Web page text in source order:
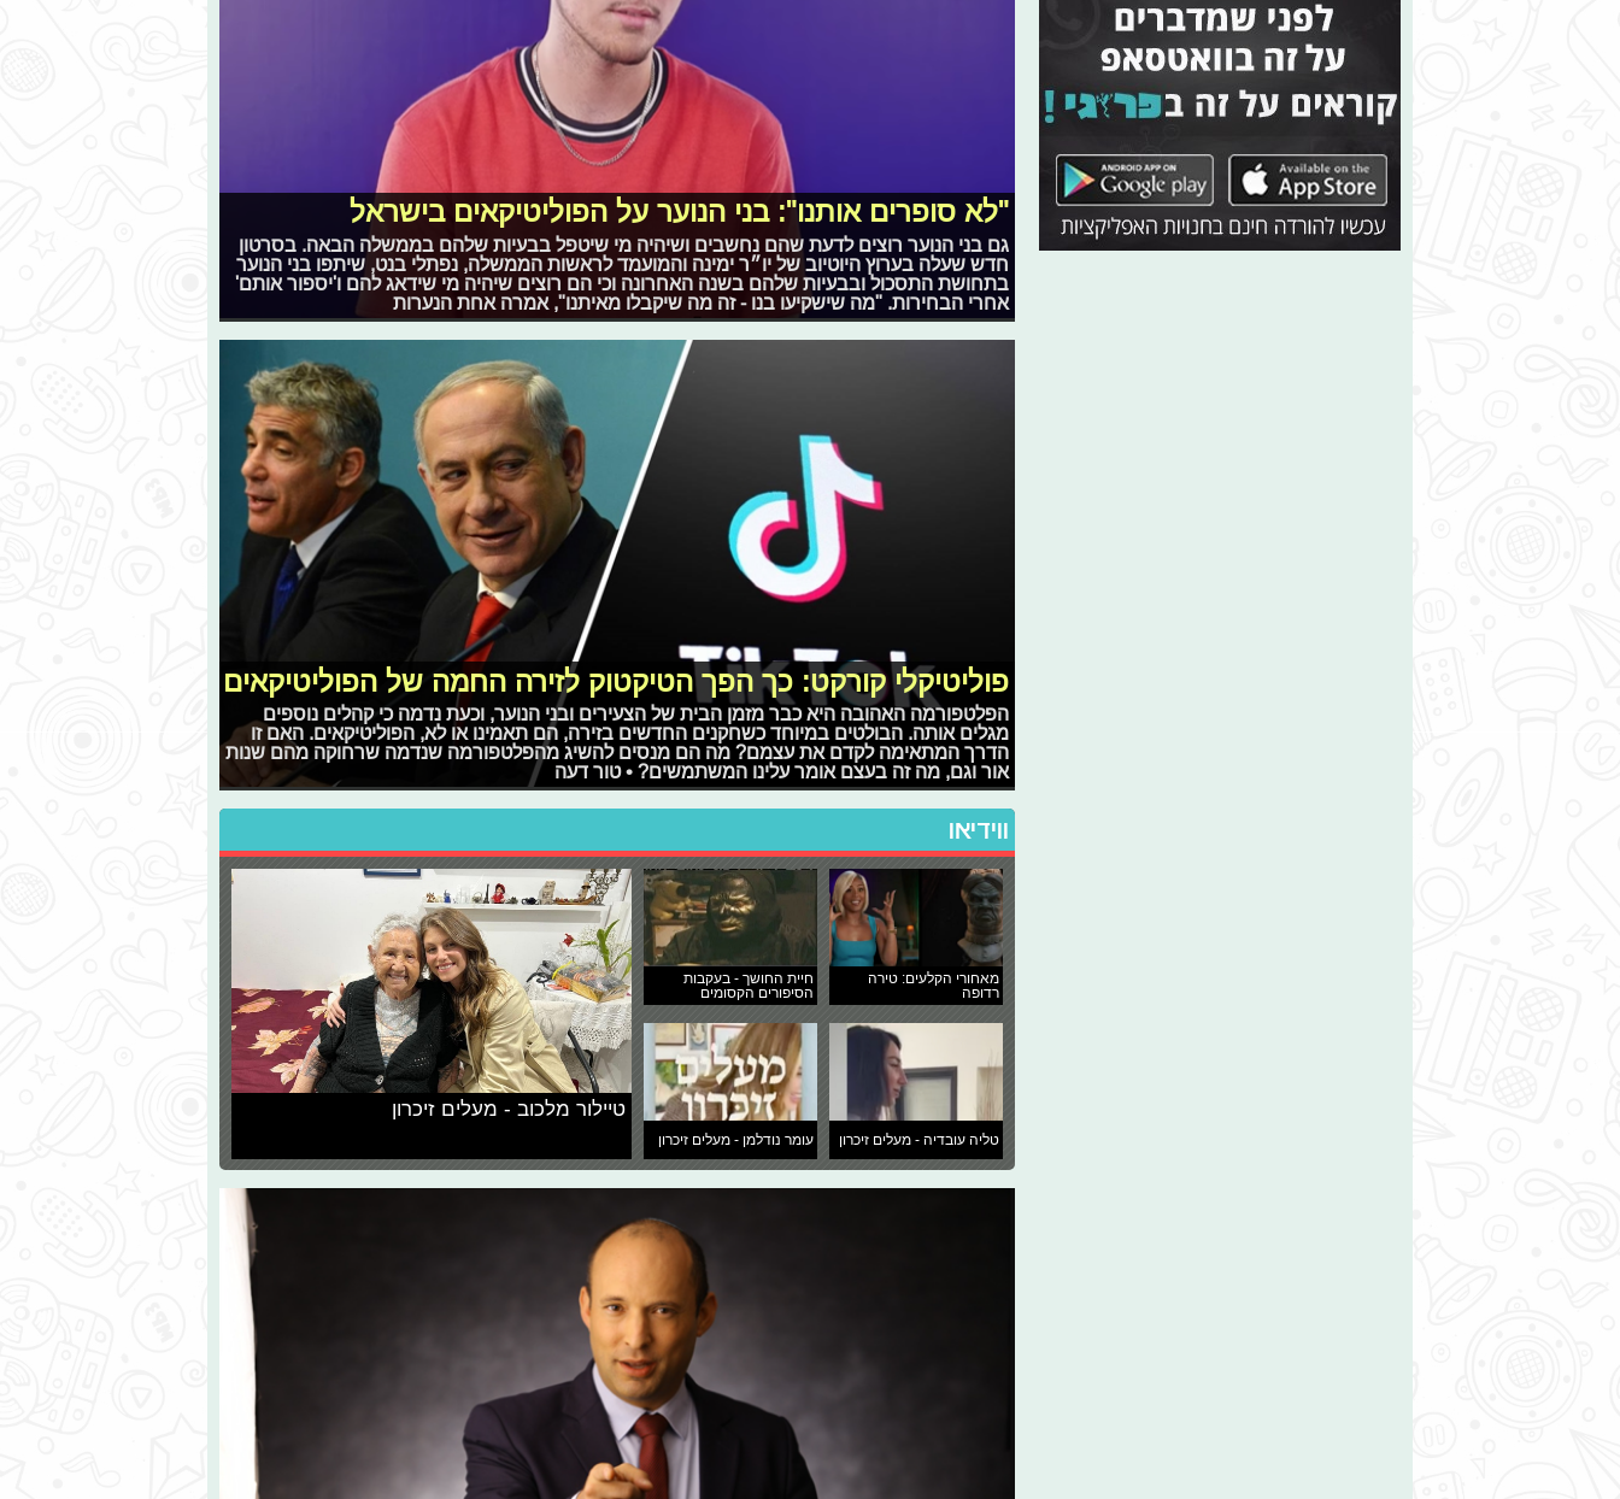
"לא סופרים אותנו": בני הנוער על הפוליטיקאים בישראל
גם בני הנוער רוצים לדעת שהם נחשבים ושיהיה מי שיטפל בבעיות שלהם בממשלה הבאה. בסרטון
חדש שעלה בערוץ היוטיוב של יו״ר ימינה והמועמד לראשות הממשלה, נפתלי בנט, שיתפו בני הנוער
בתחושת התסכול ובבעיות שלהם בשנה האחרונה וכי הם רוצים שיהיה מי שידאג להם ו'יספור אותם'
אחרי הבחירות. "מה שישקיעו בנו - זה מה שיקבלו מאיתנו", אמרה אחת הנערות
פוליטיקלי קורקט: כך הפך הטיקטוק לזירה החמה של הפוליטיקאים
הפלטפורמה האהובה היא כבר מזמן הבית של הצעירים ובני הנוער, וכעת נדמה כי קהלים נוספים
מגלים אותה. הבולטים במיוחד כשחקנים החדשים בזירה, הם תאמינו או לא, הפוליטיקאים. האם זו
הדרך המתאימה לקדם את עצמם? מה הם מנסים להשיג מהפלטפורמה שנדמה שרחוקה מהם שנות
אור וגם, מה זה בעצם אומר עלינו המשתמשים? • טור דעה
ווידיאו
מאחורי הקלעים: טירה
רדופה
חיית החושך - בעקבות
הסיפורים הקסומים
טליה עובדיה - מעלים זיכרון עומר נודלמן - מעלים זיכרון
טיילור מלכוב - מעלים זיכרון